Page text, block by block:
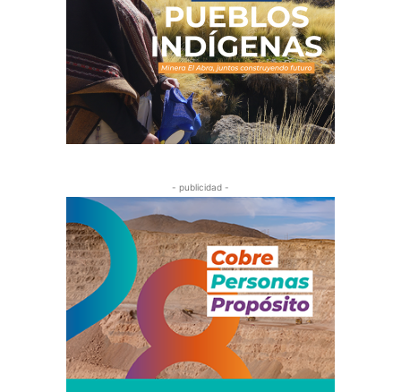
- publicidad -